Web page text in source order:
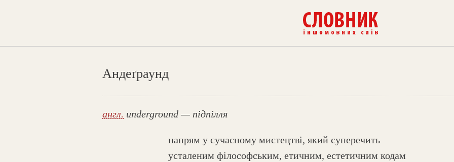
Андеґраунд
англ. underground — підпілля
напрям у сучасному мистецтві, який суперечить
усталеним філософським, етичним, естетичним кодам